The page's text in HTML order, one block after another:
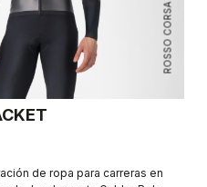
ROSSO CORSA
de ropa para carreras en